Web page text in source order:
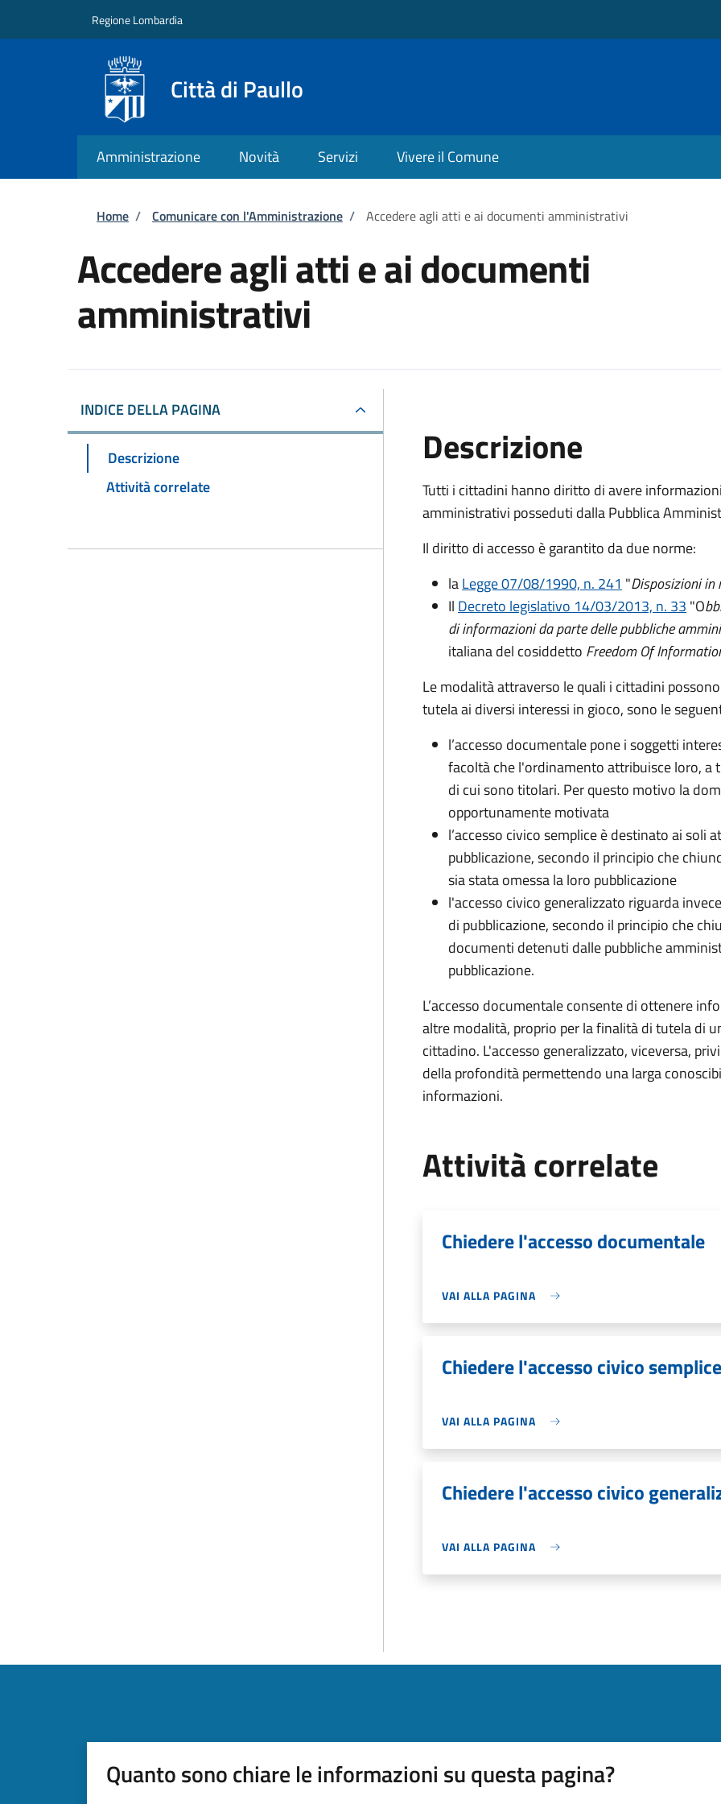
Regione Lombardia
Città di Paullo
Amministrazione Novità Servizi Vivere il Comune
Briciole di pane
Home / Comunicare con l'Amministrazione / Accedere agli atti e ai documenti amministrativi
Accedere agli atti e ai documenti
amministrativi
INDICE DELLA PAGINA
Descrizione
Attività correlate
Descrizione
Tutti i cittadini hanno diritto di avere
amministrativi posseduti dalla Pubblica
Il diritto di accesso è garantito da due norme:
laLegge 07/08/1990, n. 241 "Disposizioni
Il Decreto legislativo 14/03/2013, n. 33 "O
di informazioni da parte delle pubbliche
italiana del cosiddetto Freedom Of
Le modalità attraverso le quali i cittadini
tutela ai diversi interessi in gioco, sono le
l’accesso documentale pone i soggetti
facoltà che l'ordinamento attribuisce loro, a
di cui sono titolari. Per questo motivo la
opportunamente motivata
l’accesso civico semplice è destinato ai
pubblicazione, secondo il principio che
sia stata omessa la loro pubblicazione
l'accesso civico generalizzato riguarda
di pubblicazione, secondo il principio che
documenti detenuti dalle pubbliche
pubblicazione.
L’accesso documentale consente di ottenere
altre modalità, proprio per la finalità di tutela di
cittadino. L'accesso generalizzato, viceversa,
della profondità permettendo una larga
informazioni.
Attività correlate
Chiedere l'accesso documentale
VAI ALLA PAGINA
Chiedere l'accesso civico semplice
VAI ALLA PAGINA
Chiedere l'accesso civico
VAI ALLA PAGINA
Quanto sono chiare le informazioni su questa pagina?